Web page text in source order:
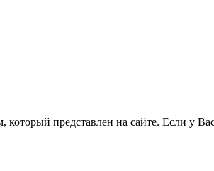
представлен на сайте. Если у Вас